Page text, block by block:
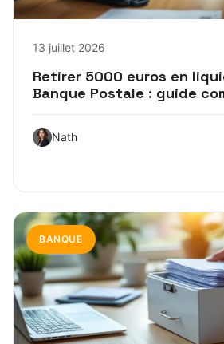
13 juillet 2026
Retirer 5000 euros en
Banque Postale : guide
Nath
BANQUE